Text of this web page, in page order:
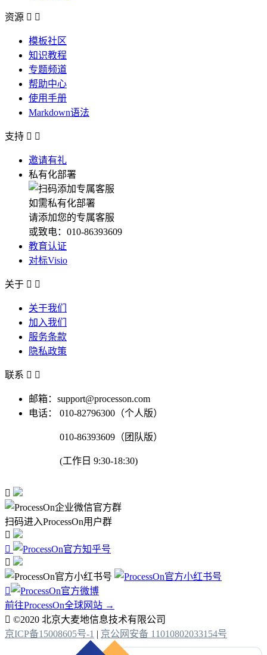
资源  
模板社区
知识教程
专题频道
帮助中心
使用手册
Markdown语法
支持  
邀请有礼
私有化部署
如需私有化部署
请添加您的专属客服
或致电：010-86393609
教育认证
对标Visio
关于  
关于我们
加入我们
服务条款
隐私政策
联系  
邮箱：support@processon.com
电话：
010-82796300（个人版）
010-86393609（团队版）
(工作日 9:30-18:30)

扫码进入ProcessOn用户群




前往ProcessOn全球网站 →
 ©2020 北京大麦地信息技术有限公司
京ICP备15008605号-1 | 京公网安备 11010802033154号